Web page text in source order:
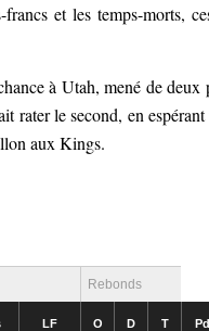
et les temps-morts,
à Utah, mené de
rater le second, en
aux Kings.
Rebonds
LF O D T Pd